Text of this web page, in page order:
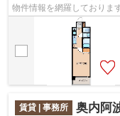
物件情報を網羅しておりま
らできるお部屋探し品質で
賃貸 | 事務所 奥内阿